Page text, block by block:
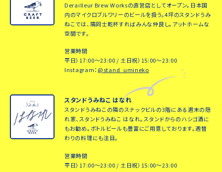
Derailleur Brew Worksの直営店としてオープン。日本国
内のマイクロブルワリーのビールを扱う。4坪のスタンドうみ
ねこでは、隣同士乾杯すればみんな仲良し。アットホームな
空間です。
営業時間
平日）17:00～23:00 / 土日祝）15:00～23:00
Instagram： @stand_umineko
スタンドうみねこ はなれ
スタンドうみねこの隣のスナックビルの3階にある週末の隠
れ家、スタンドうみねこ はなれ。スタンドからのハシゴ酒に
もお勧め。ボトルビールも豊富にご用意しております。週替
わりの料理にも注目。
営業時間
平日）17:00～23:00 / 土日祝）15:00～23:00